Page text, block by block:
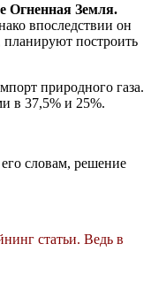
Огненная Земля.
впоследствии он
планируют построить
природного газа.
в 37,5% и 25%.
словам, решение
статьи. Ведь в